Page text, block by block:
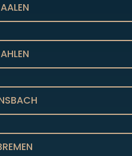
AALEN
AHLEN